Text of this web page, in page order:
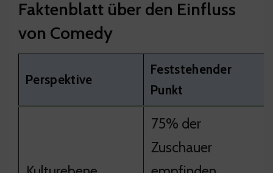
Faktenblatt über den Einfluss
von Comedy
Perspektive
Feststehender
Punkt
75% der
Zuschauer